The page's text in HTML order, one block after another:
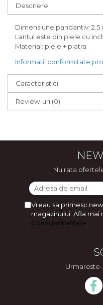
Descriere
Dimensiune pandantiv: 2.5
Lantul este din piele cu
Material: piele + piatra
Informatii conformitate
Caracteristici
Review-uri (0)
Nu rata
Vreau sa primesc
magazinului. Afla mai
Confidentialitate